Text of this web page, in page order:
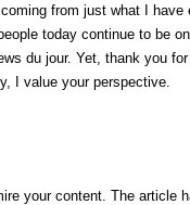
from just what I have
today continue to be
du jour. Yet, thank you
I value your perspective.
your content. The article